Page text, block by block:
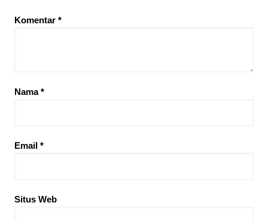
Komentar *
Nama*
Email *
Situs Web